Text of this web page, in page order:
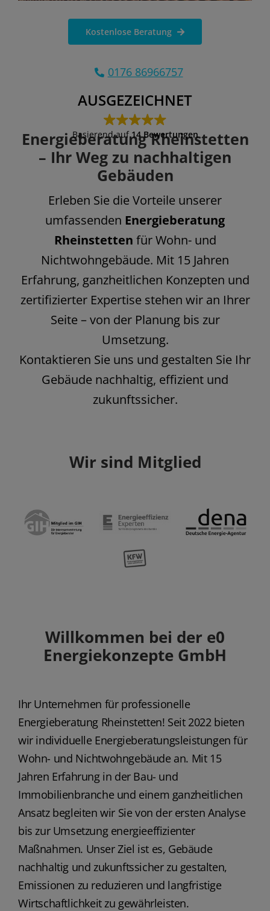
Kostenlose Beratung
0176 86966757
AUSGEZEICHNET
Basierend auf14 Bewertungen
Energieberatung Rheinstetten
– Ihr Weg zu nachhaltigen
Gebäuden
Erleben Sie die Vorteile unserer
umfassenden Energieberatung
Rheinstetten für Wohn- und
Nichtwohngebäude. Mit 15 Jahren
Erfahrung, ganzheitlichen Konzepten und
zertifizierter Expertise stehen wir an Ihrer
Seite – von der Planung bis zur
Umsetzung.
Kontaktieren Sie uns und gestalten Sie Ihr
Gebäude nachhaltig, effizient und
zukunftssicher.
Wir sind Mitglied
Willkommen bei der e0
Energiekonzepte GmbH
Ihr Unternehmen für professionelle
Energieberatung Rheinstetten! Seit 2022 bieten
wir individuelle Energieberatungsleistungen für
Wohn- und Nichtwohngebäude an. Mit 15
Jahren Erfahrung in der Bau- und
Immobilienbranche und einem ganzheitlichen
Ansatz begleiten wir Sie von der ersten Analyse
bis zur Umsetzung energieeffizienter
Maßnahmen. Unser Ziel ist es, Gebäude
nachhaltig und zukunftssicher zu gestalten,
Emissionen zu reduzieren und langfristige
Wirtschaftlichkeit zu gewährleisten.